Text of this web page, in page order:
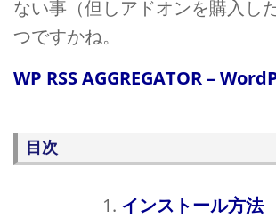
ない事（但しアドオンを購入し
つですかね。
WP RSS AGGREGATOR –
目次
インストール方法